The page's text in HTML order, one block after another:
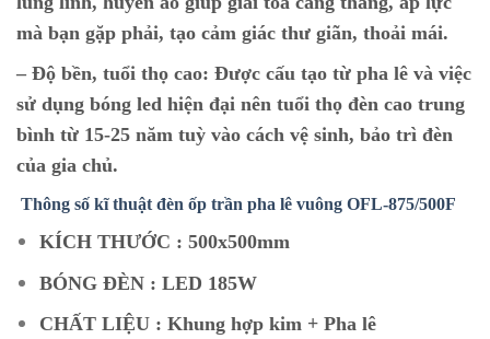
mà bạn gặp phải, tạo cảm giác thư giãn, thoải mái.
– Độ bền, tuổi thọ cao: Được cấu tạo từ pha lê và việc
sử dụng bóng led hiện đại nên tuổi thọ đèn cao trung
bình từ 15-25 năm tuỳ vào cách vệ sinh, bảo trì đèn
của gia chủ.
Thông số kĩ thuật đèn ốp trần pha lê vuông OFL-875/500F
KÍCH THƯỚC : 500x500mm
BÓNG ĐÈN : LED 185W
CHẤT LIỆU : Khung hợp kim + Pha lê